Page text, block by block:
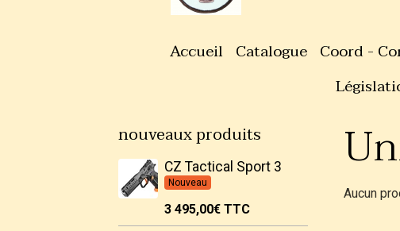
Accueil Catalogue Coord -
Aucun
nouveaux produits
CZ Tactical Sport 3
Nouveau
3 495,00€TTC